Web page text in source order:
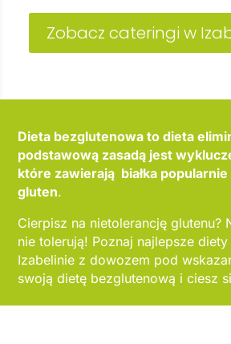
Zobacz cateringi w
Dieta bezglutenowa to dieta
podstawową zasadą jest
które zawierają białka
gluten.
Cierpisz na nietolerancję glutenu?
nie tolerują! Poznaj najlepsze
Izabelinie z dowozem pod
swoją dietę bezglutenową i ciesz